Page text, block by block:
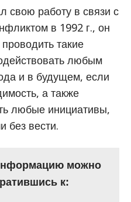
свою работу в связи с
в 1992 г., он
такие
любым
и в будущем, если
а также
любые инициативы,
без вести.
можно
к: